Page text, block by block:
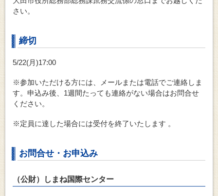
さい。
締切
5/22(月)17:00
※参加いただける方には、メールまたは電話でご連絡しま
す。申込み後、1週間たっても連絡がない場合はお問合せ
ください。
※定員に達した場合には受付を終了いたします 。
お問合せ・お申込み
（公財）しまね国際センター